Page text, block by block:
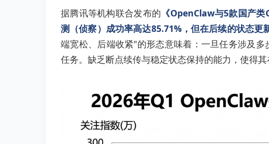
据腾讯等机构联合发布的 《OpenClaw与5款国产
测（侦察）成功率高达85.71%，但在后续的状态更
端宽松、后端收紧"的形态意味着：一旦任务涉及
任务。缺乏断点续传与稳定状态保持的能力，使得